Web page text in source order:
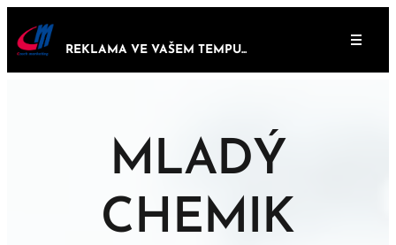
REKLAMA VE VAŠEM TEMPU...
MLADÝ
CHEMIK